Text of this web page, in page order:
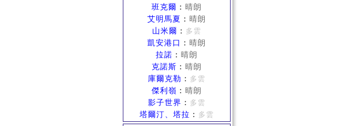
班克爾 ： 晴朗
艾明馬夏 ： 晴朗
山米爾 ： 多雲
凱安港口 ： 晴朗
拉諾 ： 晴朗
克諾斯 ： 晴朗
庫爾克勒 ： 多雲
傑利嶺 ： 晴朗
影子世界 ： 多雲
塔爾汀、塔拉 ： 多雲